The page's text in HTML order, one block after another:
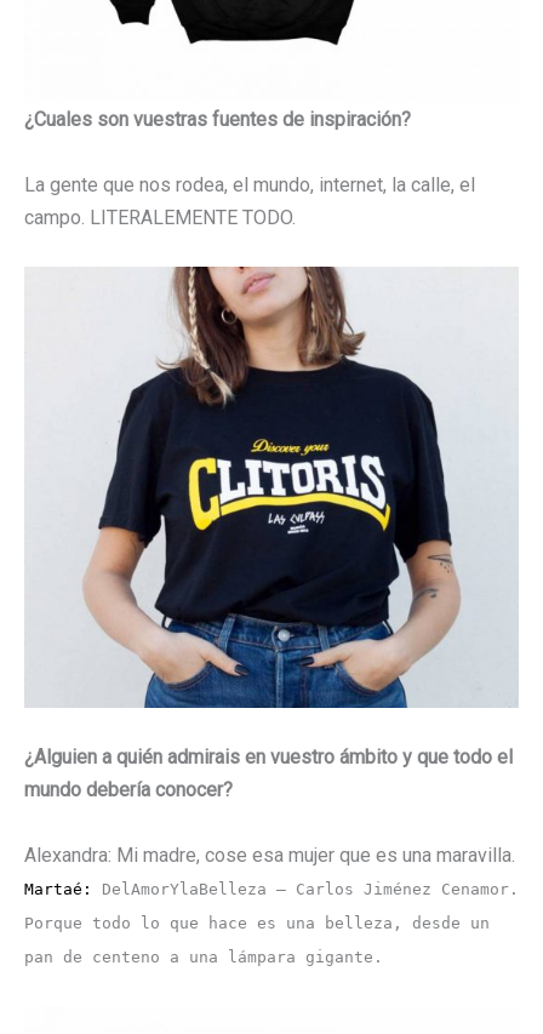
¿Cuales son vuestras fuentes de inspiración?
La gente que nos rodea, el mundo, internet, la calle, el
campo. LITERALEMENTE TODO.
¿Alguien a quién admirais en vuestro ámbito y que todo el
mundo debería conocer?
Alexandra: Mi madre, cose esa mujer que es una maravilla.
Martaé:
DelAmorYlaBelleza – Carlos Jiménez Cenamor.
Porque todo lo que hace es una belleza, desde un
pan de centeno a una lámpara gigante.